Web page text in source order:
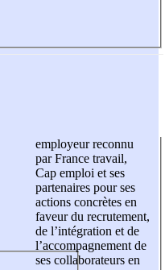
employeur reconnu
par France travail,
Cap emploi et ses
partenaires pour ses
actions concrètes en
faveur du recrutement,
de l’intégration et de
l’accompagnement de
ses collaborateurs en